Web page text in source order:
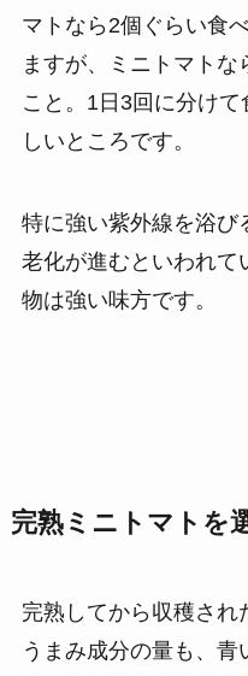
マトなら2個ぐらい食
ますが、ミニトマト
こと。1日3回に分け
しいところです。
特に強い紫外線を浴び
老化が進むといわれて
物は強い味方です。
完熟ミニトマトを
完熟してから収穫され
うまみ成分の量も、